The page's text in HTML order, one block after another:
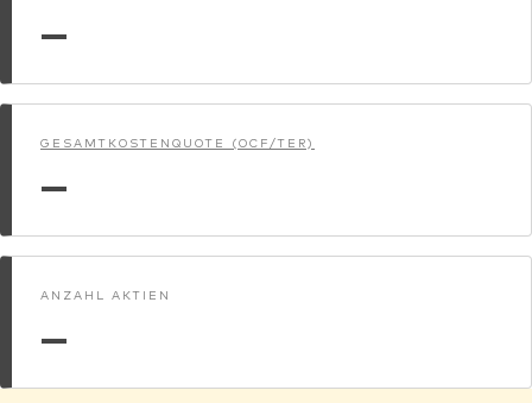
—
GESAMTKOSTENQUOTE (OCF/TER)
—
ANZAHL AKTIEN
—